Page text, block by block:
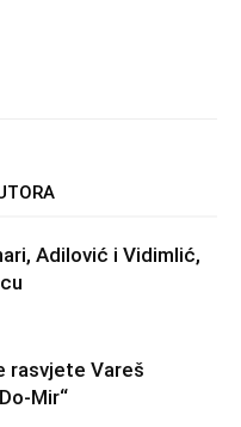
Adilović i Vidimlić,
rasvjete Vareš
Mir“